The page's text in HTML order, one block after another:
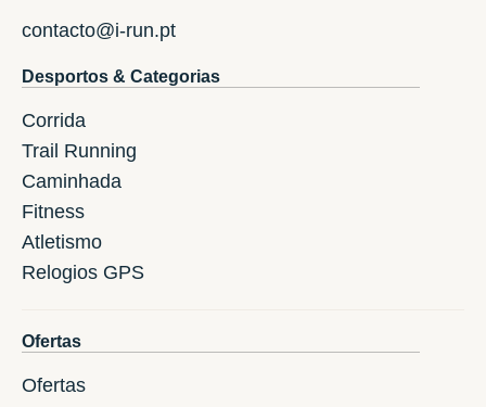
contacto@i-run.pt
Desportos & Categorias
Corrida
Trail Running
Caminhada
Fitness
Atletismo
Relogios GPS
Ofertas
Ofertas